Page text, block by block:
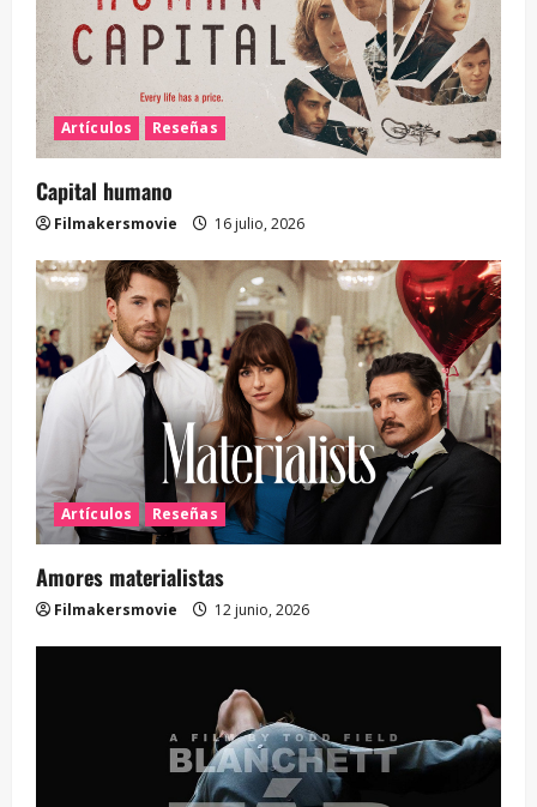
Artículos Reseñas
Capital humano
Filmakersmovie 16 julio, 2026
Artículos Reseñas
Amores materialistas
Filmakersmovie 12 junio, 2026